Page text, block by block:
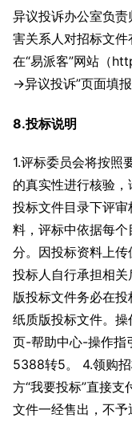
异议投诉办公室负
害关系人对招标文
在“易派客”网站（
→异议投诉”页面填
8.投标说明
1.评标委员会将按照
的真实性进行核验
投标文件目录下评
料，评标中依据每
分。因投标资料上
投标人自行承担相
版投标文件务必在
纸质版投标文件。
页-帮助中心-操作指
5388转5。 4.领购
方“我要投标”直接
文件一经售出，不予